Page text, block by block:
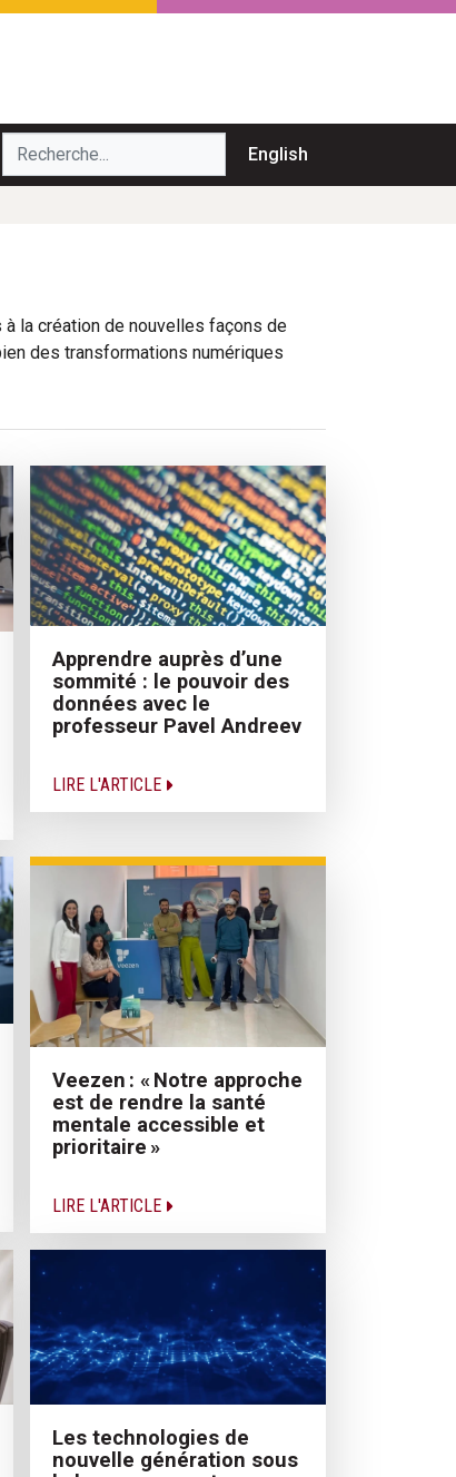
English
la création de nouvelles façons de
des transformations numériques
Apprendre auprès d’une
sommité : le pouvoir des
données avec le
professeur Pavel Andreev
LIRE L'ARTICLE
Veezen : « Notre approche
est de rendre la santé
mentale accessible et
prioritaire »
LIRE L'ARTICLE
Les technologies de
nouvelle génération sous